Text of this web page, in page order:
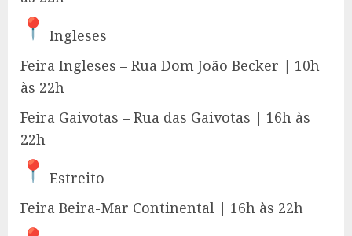
Ingleses
Feira Ingleses – Rua Dom João Becker | 10h
às 22h
Feira Gaivotas – Rua das Gaivotas | 16h às
22h
Estreito
Feira Beira-Mar Continental | 16h às 22h